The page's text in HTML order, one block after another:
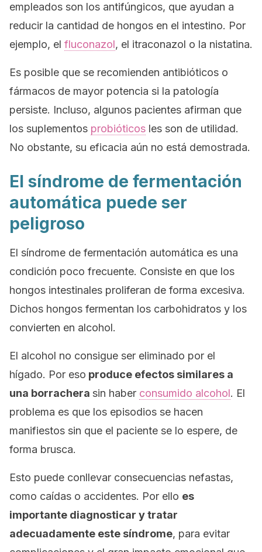
empleados son los antifúngicos, que ayudan a
reducir la cantidad de hongos en el intestino. Por
ejemplo, el fluconazol, el itraconazol o la nistatina.
Es posible que se recomienden antibióticos o
fármacos de mayor potencia si la patología
persiste. Incluso, algunos pacientes afirman que
los suplementos probióticos les son de utilidad.
No obstante, su eficacia aún no está demostrada.
El síndrome de fermentación
automática puede ser
peligroso
El síndrome de fermentación automática es una
condición poco frecuente. Consiste en que los
hongos intestinales proliferan de forma excesiva.
Dichos hongos fermentan los carbohidratos y los
convierten en alcohol.
El alcohol no consigue ser eliminado por el
hígado. Por eso produce efectos similares a
una borrachera sin haber consumido alcohol. El
problema es que los episodios se hacen
manifiestos sin que el paciente se lo espere, de
forma brusca.
Esto puede conllevar consecuencias nefastas,
como caídas o accidentes. Por ello es
importante diagnosticar y tratar
adecuadamente este síndrome, para evitar